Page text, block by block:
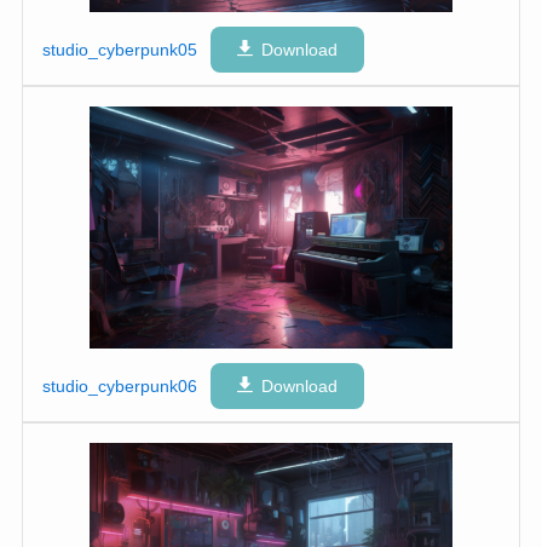
studio_cyberpunk05 Download
studio_cyberpunk06 Download